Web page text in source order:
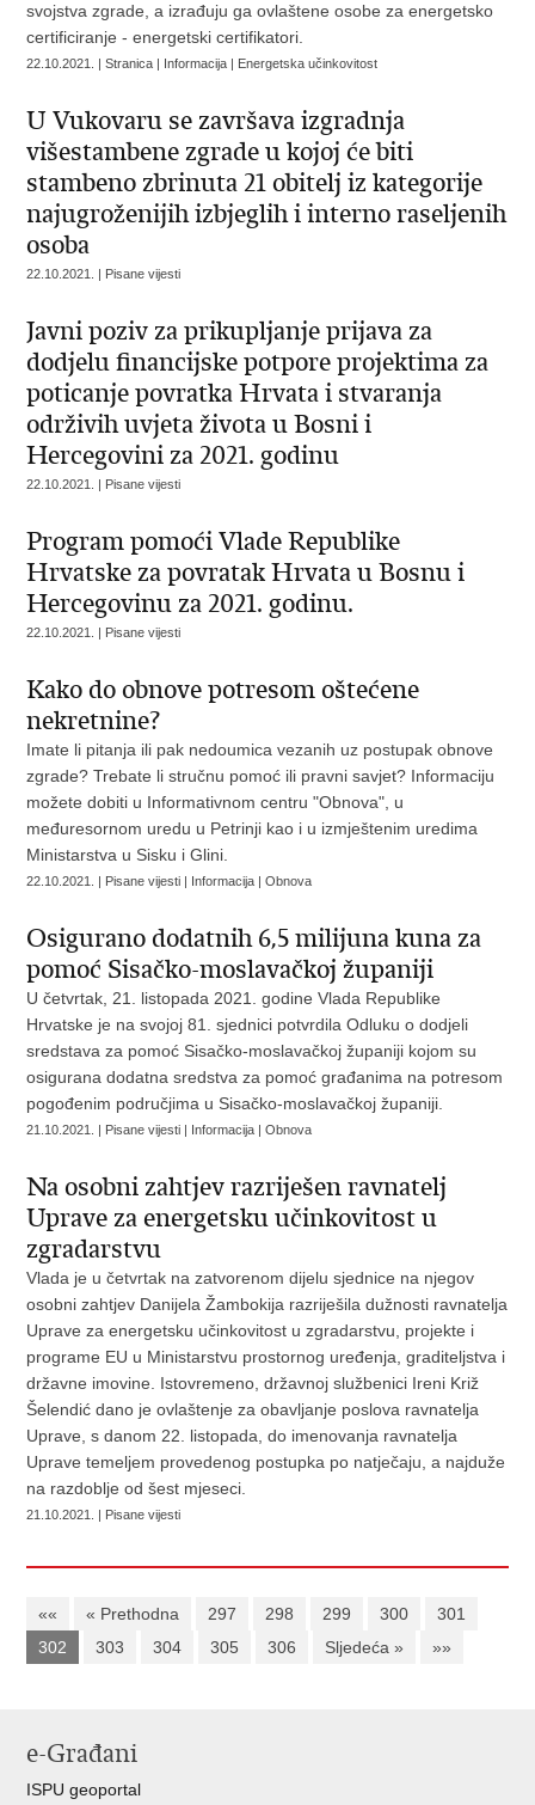
svojstva zgrade, a izrađuju ga ovlaštene osobe za energetsko
certificiranje - energetski certifikatori.
22.10.2021. | Stranica | Informacija | Energetska učinkovitost
U Vukovaru se završava izgradnja
višestambene zgrade u kojoj će biti
stambeno zbrinuta 21 obitelj iz kategorije
najugroženijih izbjeglih i interno raseljenih
osoba
22.10.2021. | Pisane vijesti
Javni poziv za prikupljanje prijava za
dodjelu financijske potpore projektima za
poticanje povratka Hrvata i stvaranja
održivih uvjeta života u Bosni i
Hercegovini za 2021. godinu
22.10.2021. | Pisane vijesti
Program pomoći Vlade Republike
Hrvatske za povratak Hrvata u Bosnu i
Hercegovinu za 2021. godinu.
22.10.2021. | Pisane vijesti
Kako do obnove potresom oštećene
nekretnine?
Imate li pitanja ili pak nedoumica vezanih uz postupak obnove
zgrade? Trebate li stručnu pomoć ili pravni savjet? Informaciju
možete dobiti u Informativnom centru "Obnova", u
međuresornom uredu u Petrinji kao i u izmještenim uredima
Ministarstva u Sisku i Glini.
22.10.2021. | Pisane vijesti | Informacija | Obnova
Osigurano dodatnih 6,5 milijuna kuna za
pomoć Sisačko-moslavačkoj županiji
U četvrtak, 21. listopada 2021. godine Vlada Republike
Hrvatske je na svojoj 81. sjednici potvrdila Odluku o dodjeli
sredstava za pomoć Sisačko-moslavačkoj županiji kojom su
osigurana dodatna sredstva za pomoć građanima na potresom
pogođenim područjima u Sisačko-moslavačkoj županiji.
21.10.2021. | Pisane vijesti | Informacija | Obnova
Na osobni zahtjev razriješen ravnatelj
Uprave za energetsku učinkovitost u
zgradarstvu
Vlada je u četvrtak na zatvorenom dijelu sjednice na njegov
osobni zahtjev Danijela Žambokija razriješila dužnosti ravnatelja
Uprave za energetsku učinkovitost u zgradarstvu, projekte i
programe EU u Ministarstvu prostornog uređenja, graditeljstva i
državne imovine. Istovremeno, državnoj službenici Ireni Križ
Šelendić dano je ovlaštenje za obavljanje poslova ravnatelja
Uprave, s danom 22. listopada, do imenovanja ravnatelja
Uprave temeljem provedenog postupka po natječaju, a najduže
na razdoblje od šest mjeseci.
21.10.2021. | Pisane vijesti
«« « Prethodna 297 298 299 300
301
302
303 304 305 306 Sljedeća » »»
e-Građani
ISPU geoportal